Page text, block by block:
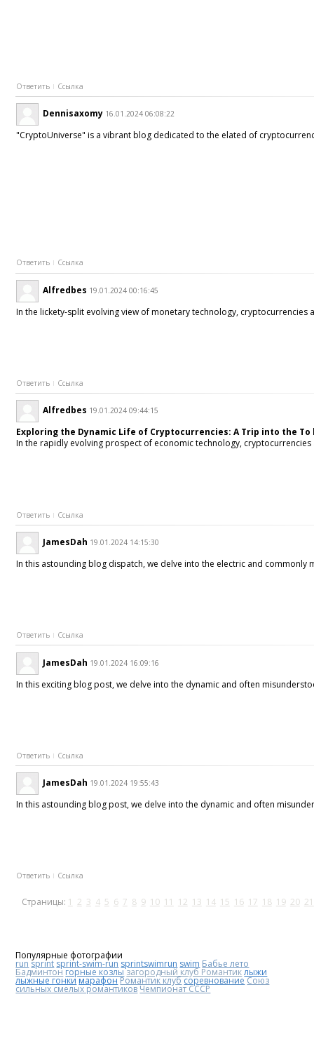
Ответить Ссылка
Dennisaxomy 16.01.2024 06:08:22
"CryptoUniverse" is a vibrant blog dedicated to the elated of
Ответить Ссылка
Alfredbes 19.01.2024 00:16:45
In the lickety-split evolving view of monetary technology,
Ответить Ссылка
Alfredbes 19.01.2024 09:44:15
Exploring the Dynamic Life of Cryptocurrencies: A Trip into the
In the rapidly evolving prospect of economic technology,
Ответить Ссылка
JamesDah 19.01.2024 14:15:30
In this astounding blog dispatch, we delve into the electric and
Ответить Ссылка
JamesDah 19.01.2024 16:09:16
In this exciting blog post, we delve into the dynamic and often
Ответить Ссылка
JamesDah 19.01.2024 19:55:43
In this astounding blog post, we delve into the dynamic and often
Ответить Ссылка
Страницы: 1 2 3 4 5 6 7 8 9 10 11 12 13 14 15 16 17 18 19 20 21
Популярные фотографии
run sprint sprint-swim-run sprintswimrun swim Бабье лето
Бадминтонгорные козлы загородный клуб Романтиклыжи
лыжные гонки марафонРомантик клубсоревнованиеСоюз
сильных смелых романтиковЧемпионат СССР